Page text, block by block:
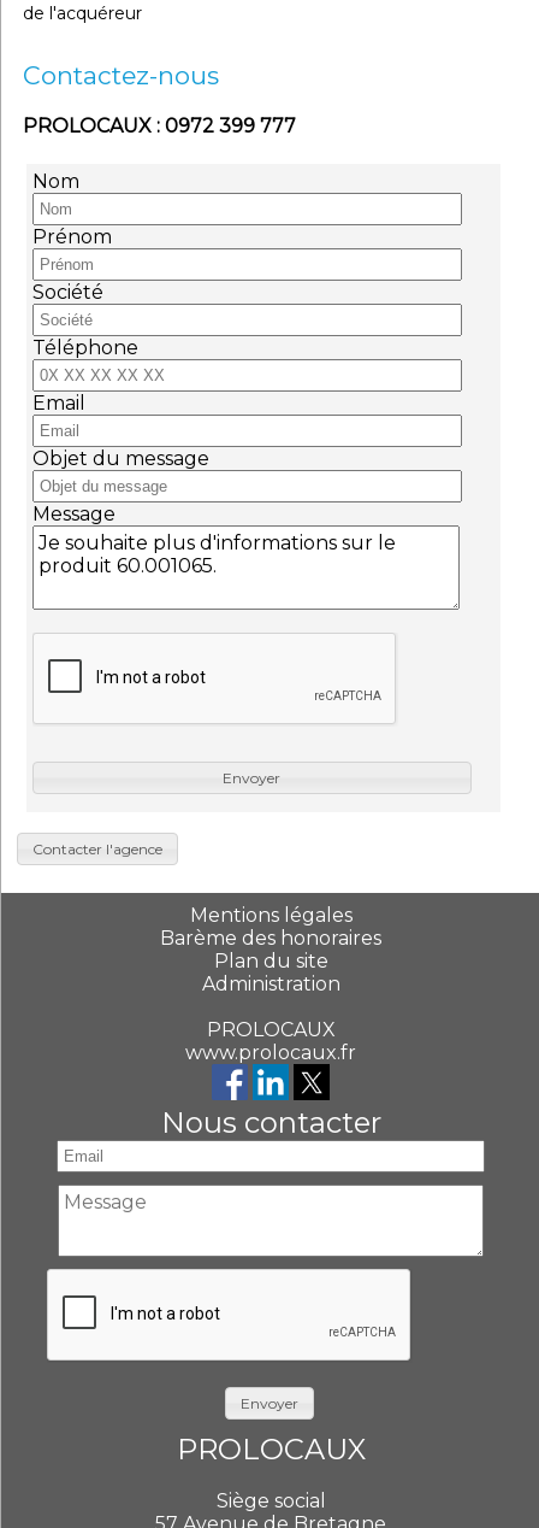
de l'acquéreur
Contactez-nous
PROLOCAUX : 0972 399 777
Nom
Prénom
Société
Téléphone
Email
Objet du message
Message
Envoyer
Contacter l'agence
Mentions légales
Barème des honoraires
Plan du site
Administration
PROLOCAUX
www.prolocaux.fr
Nous contacter
Envoyer
PROLOCAUX
Siège social
57 Avenue de Bretagne